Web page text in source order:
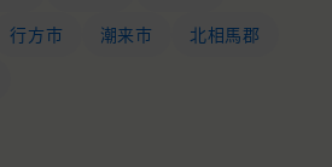
行方市 潮来市
北相馬郡